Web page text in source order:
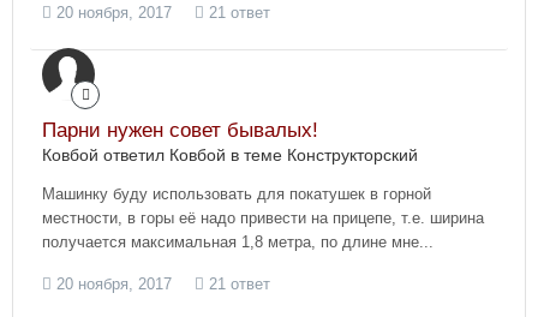
20 ноября, 2017 21 ответ
Парни нужен совет бывалых!
Ковбой ответил Ковбой в теме Конструкторский
Машинку буду использовать для покатушек в горной
местности, в горы её надо привести на прицепе, т.е. ширина
получается максимальная 1,8 метра, по длине мне...
20 ноября, 2017 21 ответ